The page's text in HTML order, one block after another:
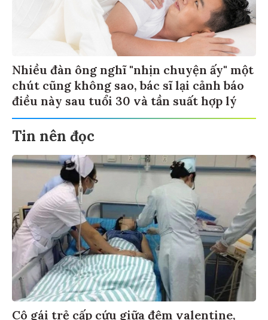
Nhiều đàn ông nghĩ "nhịn chuyện ấy" một
chút cũng không sao, bác sĩ lại cảnh báo
điều này sau tuổi 30 và tần suất hợp lý
Tin nên đọc
Cô gái trẻ cấp cứu giữa đêm valentine,